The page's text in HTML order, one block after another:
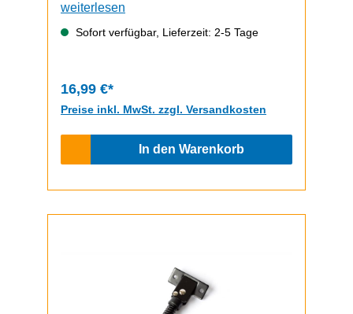
weiterlesen
Sofort verfügbar, Lieferzeit: 2-5 Tage
16,99 €*
Preise inkl. MwSt. zzgl. Versandkosten
In den Warenkorb